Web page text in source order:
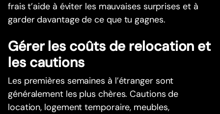
frais t’aide à éviter les mauvaises surprises et à
garder davantage de ce que tu gagnes.
Gérer les coûts de relocation et
les cautions
Les premières semaines à l’étranger sont
généralement les plus chères. Cautions de
location, logement temporaire, meubles,